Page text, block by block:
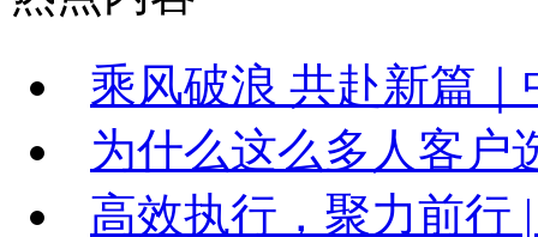
乘风破浪 共赴新篇｜
为什么这么多人客户
高效执行，聚力前行